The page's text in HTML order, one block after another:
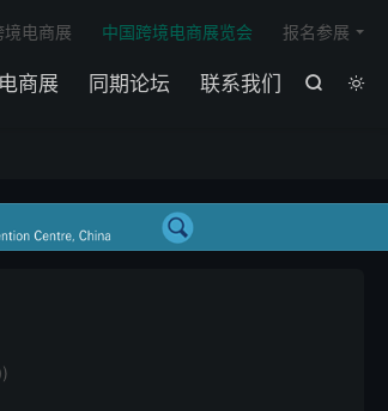


商展 同期论坛 联系我们
境电商展 中国跨境电商展览会 报名参展
)